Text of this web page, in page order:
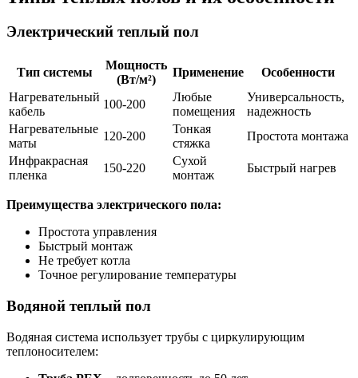
Электрический теплый пол
Тип системы
Мощность
(Вт/м²)
Применение
Особенности
Нагревательный
кабель
100-200
Любые
помещения
Универсальность,
надежность
Нагревательные
маты
120-200
Тонкая
стяжка
Простота монтажа
Инфракрасная
пленка
150-220
Сухой
монтаж
Быстрый нагрев
Преимущества электрического пола:
Простота управления
Быстрый монтаж
Не требует котла
Точное регулирование температуры
Водяной теплый пол
Водяная система использует трубы с циркулирующим
теплоносителем: